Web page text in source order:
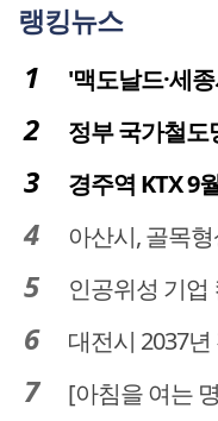
랭킹뉴스
'맥도날드·세종시립박
정부 국가철도
경주역 KTX 9
아산시, 골목
인공위성 기업 컨텍-
대전시 2037년 전
[아침을 여는 명